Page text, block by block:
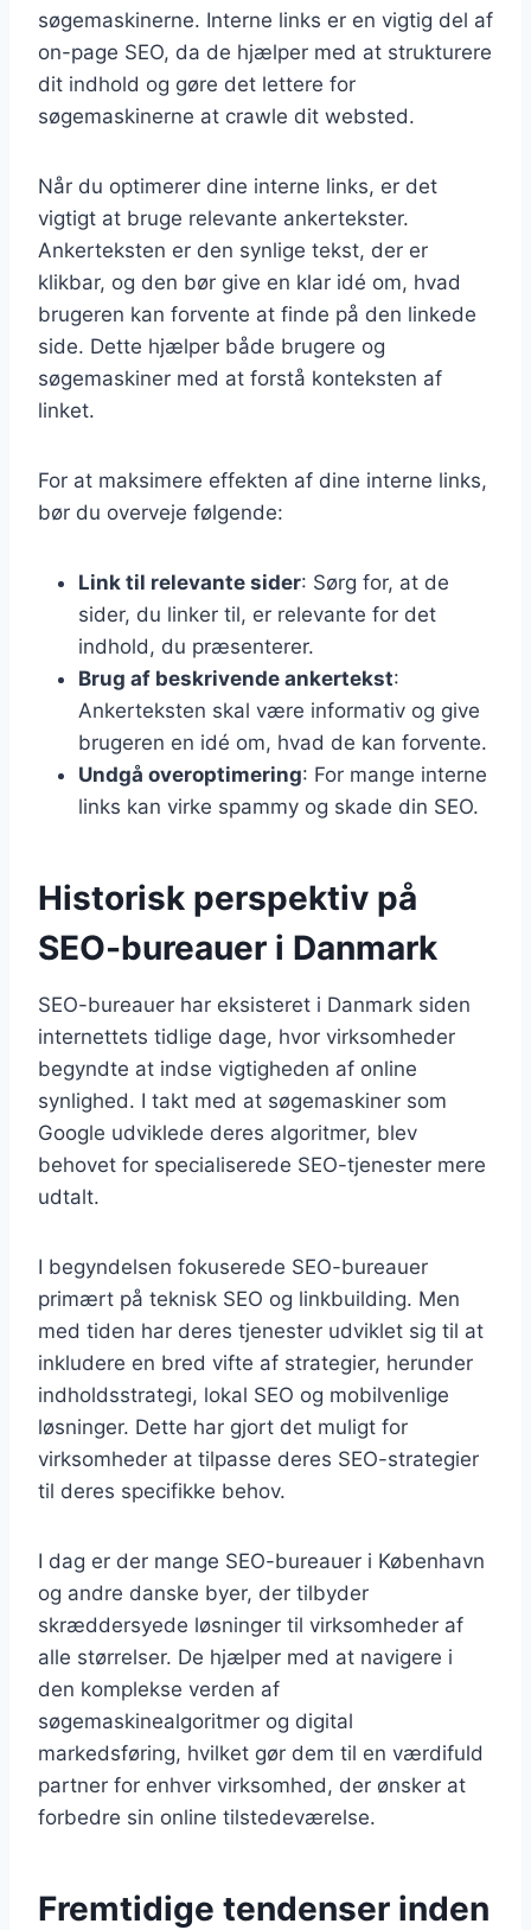
søgemaskinerne. Interne links er en vigtig del af
on-page SEO, da de hjælper med at strukturere
dit indhold og gøre det lettere for
søgemaskinerne at crawle dit websted.
Når du optimerer dine interne links, er det
vigtigt at bruge relevante ankertekster.
Ankerteksten er den synlige tekst, der er
klikbar, og den bør give en klar idé om, hvad
brugeren kan forvente at finde på den linkede
side. Dette hjælper både brugere og
søgemaskiner med at forstå konteksten af
linket.
For at maksimere effekten af dine interne links,
bør du overveje følgende:
Link til relevante sider: Sørg for, at de
sider, du linker til, er relevante for det
indhold, du præsenterer.
Brug af beskrivende ankertekst:
Ankerteksten skal være informativ og give
brugeren en idé om, hvad de kan forvente.
Undgå overoptimering: For mange interne
links kan virke spammy og skade din SEO.
Historisk perspektiv på
SEO-bureauer i Danmark
SEO-bureauer har eksisteret i Danmark siden
internettets tidlige dage, hvor virksomheder
begyndte at indse vigtigheden af online
synlighed. I takt med at søgemaskiner som
Google udviklede deres algoritmer, blev
behovet for specialiserede SEO-tjenester mere
udtalt.
I begyndelsen fokuserede SEO-bureauer
primært på teknisk SEO og linkbuilding. Men
med tiden har deres tjenester udviklet sig til at
inkludere en bred vifte af strategier, herunder
indholdsstrategi, lokal SEO og mobilvenlige
løsninger. Dette har gjort det muligt for
virksomheder at tilpasse deres SEO-strategier
til deres specifikke behov.
I dag er der mange SEO-bureauer i København
og andre danske byer, der tilbyder
skræddersyede løsninger til virksomheder af
alle størrelser. De hjælper med at navigere i
den komplekse verden af
søgemaskinealgoritmer og digital
markedsføring, hvilket gør dem til en værdifuld
partner for enhver virksomhed, der ønsker at
forbedre sin online tilstedeværelse.
Fremtidige tendenser inden